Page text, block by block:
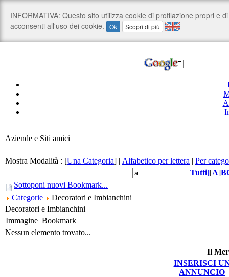
Aziende e Siti amici
Mostra Modalità : [Una Categoria] | Alfabetico per lettera | Per
Tutti][A]B
Sottoponi nuovi Bookmark...
Categorie
Decoratori e Imbianchini
Decoratori e Imbianchini
Immagine Bookmark
Nessun elemento trovato...
Il
INSERISCI
ANNUNCIO